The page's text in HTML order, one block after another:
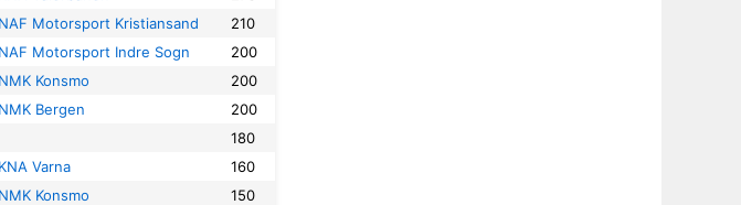
NAF Motorsport Kristiansand
210
NAF Motorsport Indre Sogn
200
NMK Konsmo
200
NMK Bergen
200
180
KNA Varna
160
NMK Konsmo
150